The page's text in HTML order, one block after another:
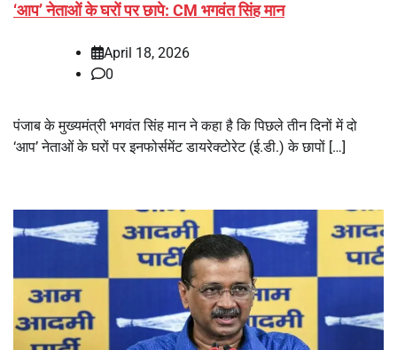
‘आप’ नेताओं के घरों पर छापे: CM भगवंत सिंह मान
April 18, 2026
0
पंजाब के मुख्यमंत्री भगवंत सिंह मान ने कहा है कि पिछले तीन दिनों में दो
‘आप’ नेताओं के घरों पर इनफोर्समेंट डायरेक्टोरेट (ई.डी.) के छापों […]